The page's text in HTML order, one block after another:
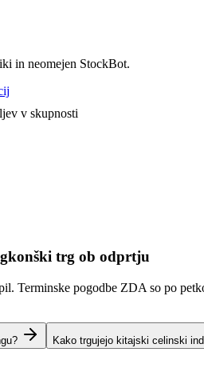
in neomejen StockBot.
v skupnosti
trg ob odprtju
Terminske pogodbe ZDA so po
Kako trgujejo kitajski celinski